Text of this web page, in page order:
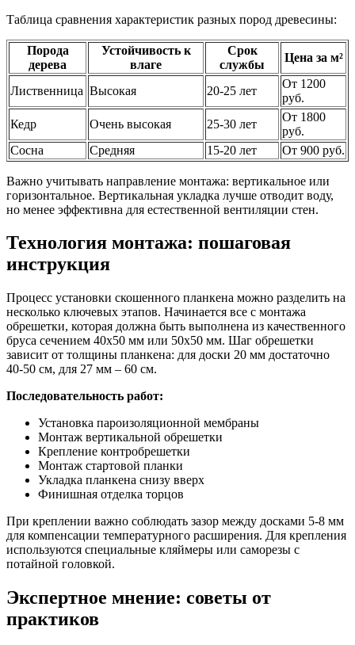
Таблица сравнения характеристик разных пород древесины:
Порода
дерева
Устойчивость к
влаге
Срок
службы
Цена за м²
Лиственница Высокая 20-25 лет
От 1200
руб.
Кедр
Очень высокая 25-30 лет
От 1800
руб.
Сосна
Средняя 15-20 лет От 900 руб.
Важно учитывать направление монтажа: вертикальное или
горизонтальное. Вертикальная укладка лучше отводит воду,
но менее эффективна для естественной вентиляции стен.
Технология монтажа: пошаговая
инструкция
Процесс установки скошенного планкена можно разделить на
несколько ключевых этапов. Начинается все с монтажа
обрешетки, которая должна быть выполнена из качественного
бруса сечением 40х50 мм или 50х50 мм. Шаг обрешетки
зависит от толщины планкена: для доски 20 мм достаточно
40-50 см, для 27 мм – 60 см.
Последовательность работ:
Установка пароизоляционной мембраны
Монтаж вертикальной обрешетки
Крепление контробрешетки
Монтаж стартовой планки
Укладка планкена снизу вверх
Финишная отделка торцов
При креплении важно соблюдать зазор между досками 5-8 мм
для компенсации температурного расширения. Для крепления
используются специальные кляймеры или саморезы с
потайной головкой.
Экспертное мнение: советы от
практиков